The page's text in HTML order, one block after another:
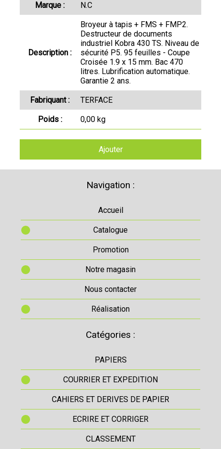
Marque : N.C
Description :
Broyeur à tapis + FMS + FMP2.
Destructeur de documents
industriel Kobra 430 TS. Niveau de
sécurité P5. 95 feuilles - Coupe
Croisée 1.9 x 15 mm. Bac 470
litres. Lubrification automatique.
Garantie 2 ans.
Fabriquant : TERFACE
Poids : 0,00 kg
Ajouter
Navigation :
Accueil
Catalogue
Promotion
Notre magasin
Nous contacter
Réalisation
Catégories :
PAPIERS
COURRIER ET EXPEDITION
CAHIERS ET DERIVES DE PAPIER
ECRIRE ET CORRIGER
CLASSEMENT